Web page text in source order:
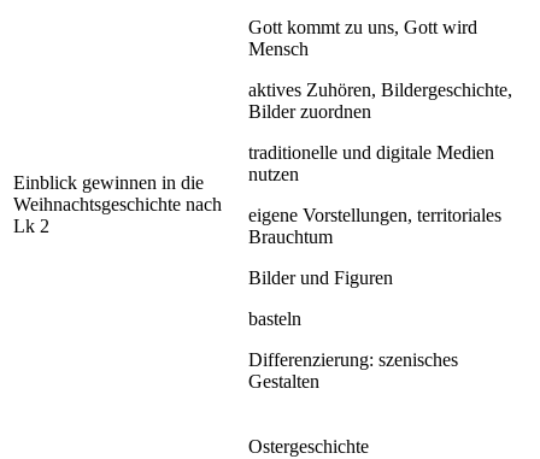
Einblick gewinnen in die
Weihnachtsgeschichte nach
Lk 2
Gott kommt zu uns, Gott wird
Mensch
aktives Zuhören, Bildergeschichte,
Bilder zuordnen
traditionelle und digitale Medien
nutzen
eigene Vorstellungen, territoriales
Brauchtum
Bilder und Figuren
basteln
Differenzierung: szenisches
Gestalten
Ostergeschichte